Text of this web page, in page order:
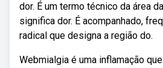
dor. É um termo técnico da área
significa dor. É acompanhado,
radical que designa a região do.
Webmialgia é uma inflamação